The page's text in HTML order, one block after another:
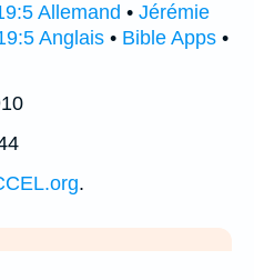
Allemand • Jérémie
Anglais • Bible Apps •
.